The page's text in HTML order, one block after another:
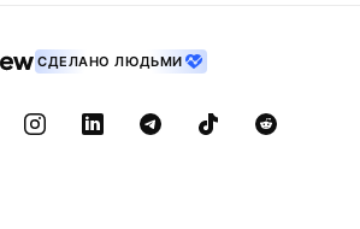
СДЕЛАНО ЛЮДЬМИ